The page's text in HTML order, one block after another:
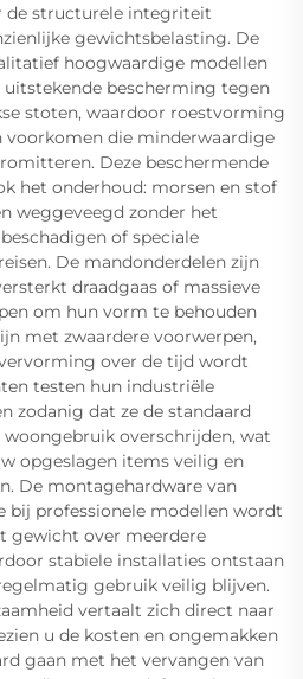
de structurele integriteit
gewichtsbelasting. De
hoogwaardige modellen
bescherming tegen
stoten, waardoor roestvorming
voorkomen die minderwaardige
Deze beschermende
het onderhoud: morsen en stof
weggeveegd zonder het
of speciale
De mandonderdelen zijn
draadgaas of massieve
om hun vorm te behouden
met zwaardere voorwerpen,
over de tijd wordt
testen hun industriële
zodanig dat ze de standaard
overschrijden, wat
opgeslagen items veilig en
De montagehardware van
professionele modellen wordt
gewicht over meerdere
stabiele installaties ontstaan
gebruik veilig blijven.
vertaalt zich direct naar
u de kosten en ongemakken
gaan met het vervangen van